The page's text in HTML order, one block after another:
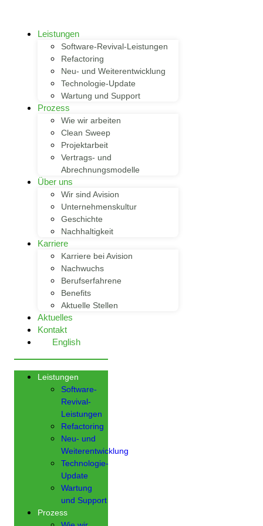
Leistungen
Software-Revival-Leistungen
Refactoring
Neu- und Weiterentwicklung
Technologie-Update
Wartung und Support
Prozess
Wie wir arbeiten
Clean Sweep
Projektarbeit
Vertrags- und
Abrechnungsmodelle
Über uns
Wir sind Avision
Unternehmenskultur
Geschichte
Nachhaltigkeit
Karriere
Karriere bei Avision
Nachwuchs
Berufserfahrene
Benefits
Aktuelle Stellen
Aktuelles
Kontakt
English
Leistungen
Software-
Revival-
Leistungen
Refactoring
Neu- und
Weiterentwicklung
Technologie-
Update
Wartung
und Support
Prozess